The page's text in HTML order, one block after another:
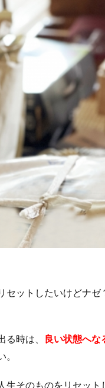
セットしたいけどナ
時は、 良い状態へな
そのものをリセッ